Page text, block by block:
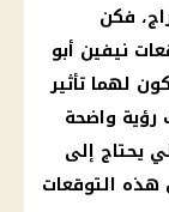
، فكن
نيفين أبو
لهما تأثير
واضحة
يحتاج إلى
هذه التوقعات